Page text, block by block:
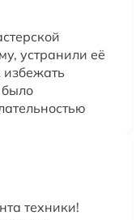
устранили её
избежать
техники!